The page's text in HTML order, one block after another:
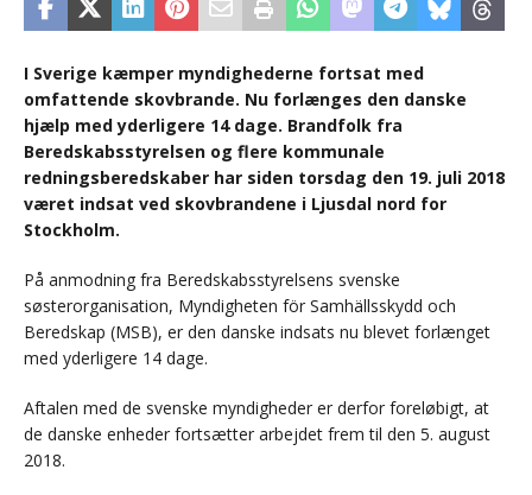
I Sverige kæmper myndighederne fortsat med
omfattende skovbrande. Nu forlænges den danske
hjælp med yderligere 14 dage. Brandfolk fra
Beredskabsstyrelsen og flere kommunale
redningsberedskaber har siden torsdag den 19. juli 2018
været indsat ved skovbrandene i Ljusdal nord for
Stockholm.
På anmodning fra Beredskabsstyrelsens svenske
søsterorganisation, Myndigheten för Samhällsskydd och
Beredskap (MSB), er den danske indsats nu blevet forlænget
med yderligere 14 dage.
Aftalen med de svenske myndigheder er derfor foreløbigt, at
de danske enheder fortsætter arbejdet frem til den 5. august
2018.